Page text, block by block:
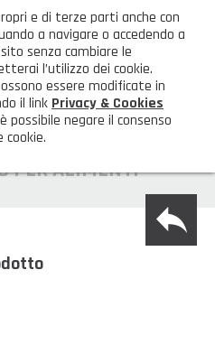
AREA CLIENTI
PER ALIMENTI
e di terze parti anche con
a navigare o accedendo a
senza cambiare le
l’utilizzo dei cookie.
essere modificate in
il link Privacy & Cookies
possibile negare il consenso
cookie.